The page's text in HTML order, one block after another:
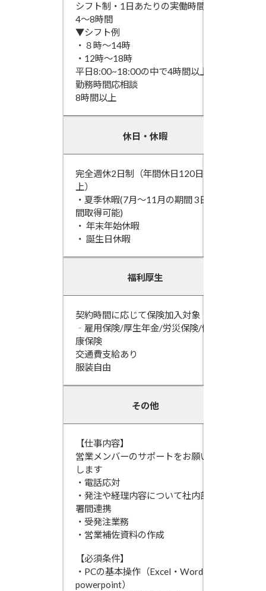
シフト制・1日あたりの実働時間：
4～8時間
▼シフト例
・８時～14時
・12時～18時
平日8:00~18:00の中で4時間以上
勤務時間応相談
8時間以上
休日・休暇
完全週休2日制（年間休日120日以
上）
・夏季休暇(7月～11月の期間 3日
間取得可能)
・ 年末年始休暇
・ 誕生日休暇
福利厚生
契約時間に応じて保険加入対象
‐雇用保険/厚生年金/労災保険/健
康保険
交通費支給あり
服装自由
その他
【仕事内容】
営業メンバーのサポートをお願い
します
・電話応対
・発注や経理内容について社内部
署間連携
・受発注業務
・営業補佐資料の作成
【必須条件】
・PCの基本操作（Excel・Word・
powerpoint）